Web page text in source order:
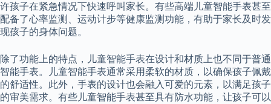
许孩子在紧急情况下快速呼叫家长。有些高端儿童智能手表甚至
配备了心率监测、运动计步等健康监测功能，有助于家长及时发
现孩子的身体问题。
除了功能上的特点，儿童智能手表在设计和材质上也不同于普通
智能手表。儿童智能手表通常采用柔软的材质，以确保孩子佩戴
的舒适性。此外，手表的设计也会融入可爱的元素，以满足孩子
的审美需求。有些儿童智能手表甚至具有防水功能，让孩子可以